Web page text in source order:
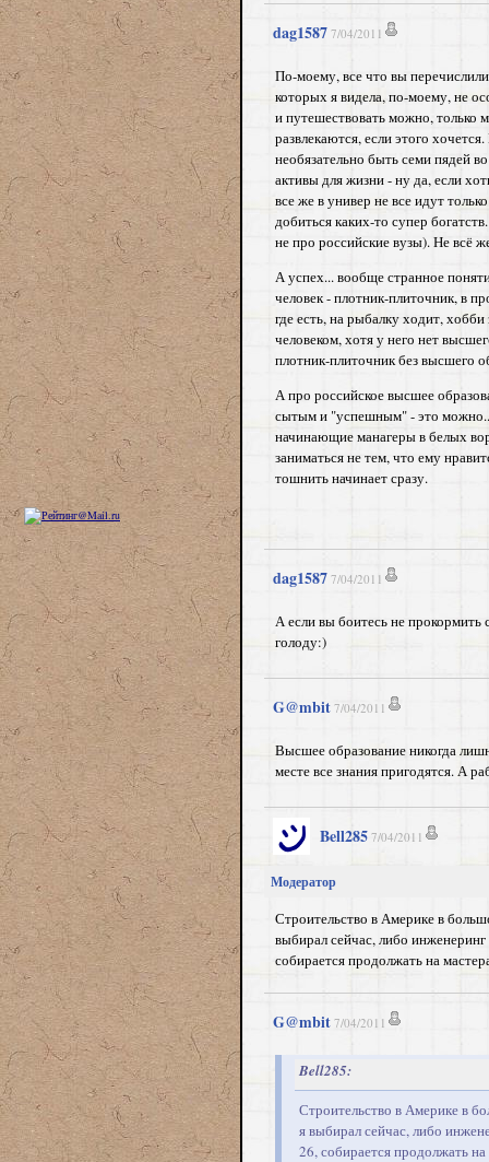
dag1587 7/04/2011
По-моему, все что вы
которых я видела, по-моему, не
и путешествовать можно, только
развлекаются, если этого
необязательно быть семи пядей
активы для жизни - ну да, если
все же в универ не все идут
добиться каких-то супер
не про российские вузы). Не всё
А успех... вообще странное
человек - плотник-плиточник, в
где есть, на рыбалку ходит,
человеком, хотя у него нет
плотник-плиточник без высшего
А про российское высшее
сытым и "успешным" - это можно...
начинающие манагеры в белых
заниматься не тем, что ему
тошнить начинает сразу.
dag1587 7/04/2011
А если вы боитесь не
голоду:)
G@mbit 7/04/2011
Высшее образование никогда
месте все знания пригодятся. А
Bell285 7/04/2011
Модератор
Строительство в Америке в
выбирал сейчас, либо
собирается продолжать на
G@mbit 7/04/2011
Bell285:
Строительство в Америке в
я выбирал сейчас, либо
26, собирается продолжать